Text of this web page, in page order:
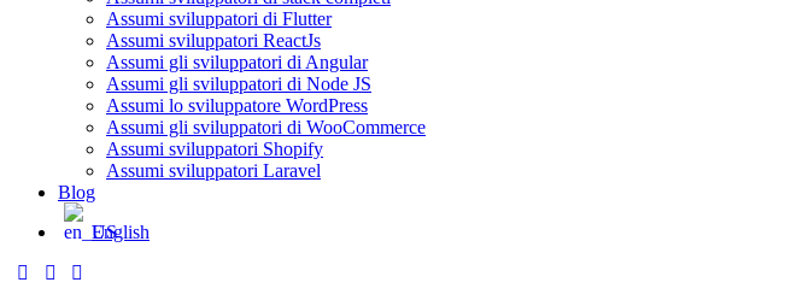
Assumi sviluppatori di Flutter
Assumi sviluppatori ReactJs
Assumi gli sviluppatori di Angular
Assumi gli sviluppatori di Node JS
Assumi lo sviluppatore WordPress
Assumi gli sviluppatori di WooCommerce
Assumi sviluppatori Shopify
Assumi sviluppatori Laravel
Blog
English